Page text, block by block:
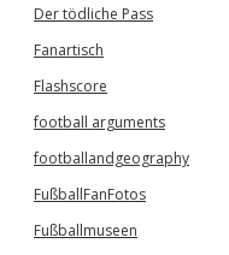
Der tödliche Pass
Fanartisch
Flashscore
football arguments
footballandgeography
FußballFanFotos
Fußballmuseen